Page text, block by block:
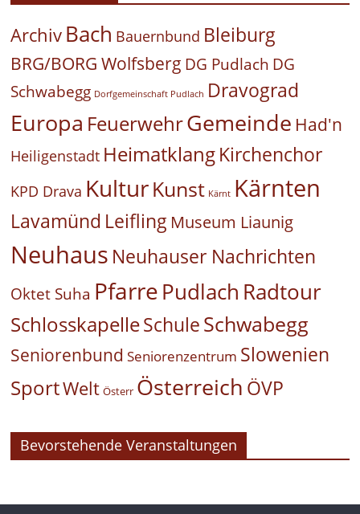
Archiv Bach Bauernbund Bleiburg
BRG/BORG Wolfsberg DG Pudlach DG
Schwabegg Dorfgemeinschaft Pudlach Dravograd
Europa FeuerwehrGemeinde Had'n
Heiligenstadt HeimatklangKirchenchor
KPD Drava KulturKunst Kärnt Kärnten
Lavamünd Leifling Museum Liaunig
Neuhaus Neuhauser Nachrichten
Oktet Suha PfarrePudlach Radtour
SchlosskapelleSchuleSchwabegg
Seniorenbund Seniorenzentrum Slowenien
SportWelt Österr Österreich ÖVP
Bevorstehende Veranstaltungen